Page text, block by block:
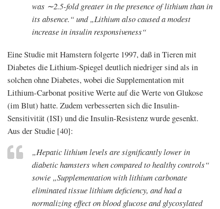
was ∼2.5-fold greater in the presence of lithium than in
its absence.“ und „Lithium also caused a modest
increase in insulin responsiveness“
Eine Studie mit Hamstern folgerte 1997, daß in Tieren mit
Diabetes die Lithium-Spiegel deutlich niedriger sind als in
solchen ohne Diabetes, wobei die Supplementation mit
Lithium-Carbonat positive Werte auf die Werte von Glukose
(im Blut) hatte. Zudem verbesserten sich die Insulin-
Sensitivität (ISI) und die Insulin-Resistenz wurde gesenkt.
Aus der Studie [40]:
„Hepatic lithium levels are significantly lower in
diabetic hamsters when compared to healthy controls“
sowie „Supplementation with lithium carbonate
eliminated tissue lithium deficiency, and had a
normalizing effect on blood glucose and glycosylated